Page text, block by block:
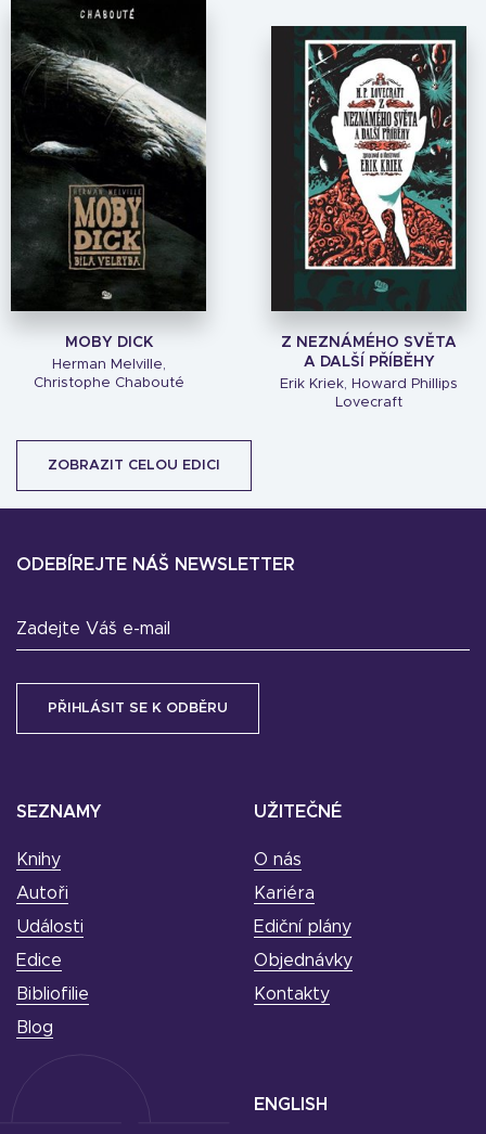
MOBY DICK
Herman Melville,
Christophe Chabouté
Z NEZNÁMÉHO SVĚTA
A DALŠÍ PŘÍBĚHY
Erik Kriek, Howard Phillips
Lovecraft
ZOBRAZIT CELOU EDICI
SEZNAMY
Knihy
Autoři
Události
Edice
Bibliofilie
Blog
UŽITEČNÉ
O nás
Kariéra
Ediční plány
Objednávky
Kontakty
ODEBÍREJTE NÁŠ NEWSLETTER
Zadejte Váš e-mail
ENGLISH